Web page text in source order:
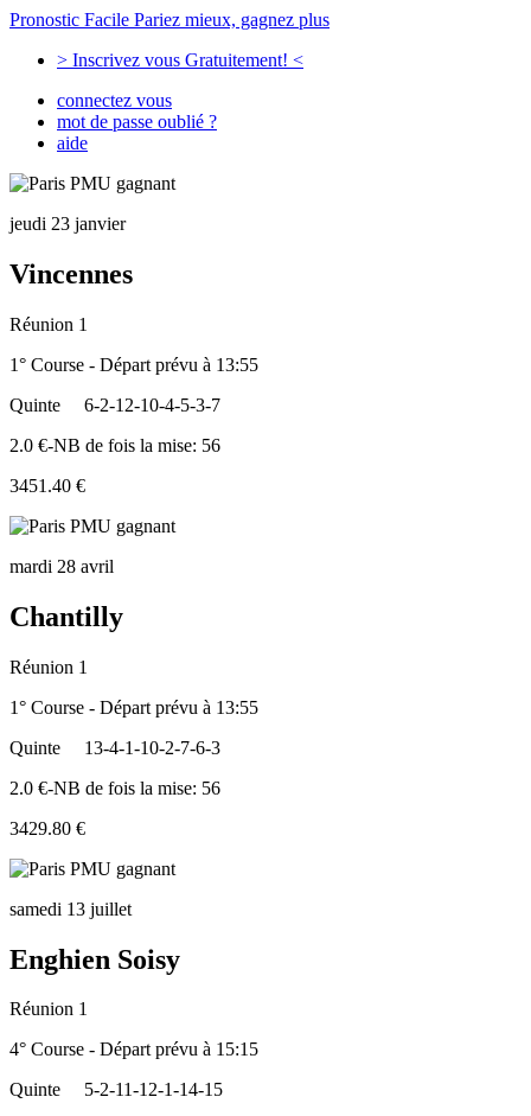
Pronostic Facile Pariez mieux, gagnez plus
> Inscrivez vous Gratuitement! <
connectez vous
mot de passe oublié ?
aide
jeudi 23 janvier
Vincennes
Réunion 1
1° Course - Départ prévu à 13:55
Quinte
6-2-12-10-4-5-3-7
2.0 €-NB de fois la mise: 56
3451.40 €
mardi 28 avril
Chantilly
Réunion 1
1° Course - Départ prévu à 13:55
Quinte
13-4-1-10-2-7-6-3
2.0 €-NB de fois la mise: 56
3429.80 €
samedi 13 juillet
Enghien Soisy
Réunion 1
4° Course - Départ prévu à 15:15
Quinte
5-2-11-12-1-14-15